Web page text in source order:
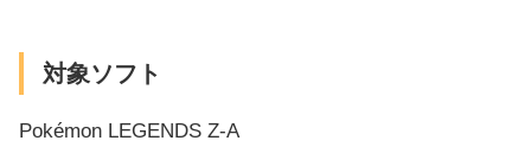
対象ソフト
Pokémon LEGENDS Z-A